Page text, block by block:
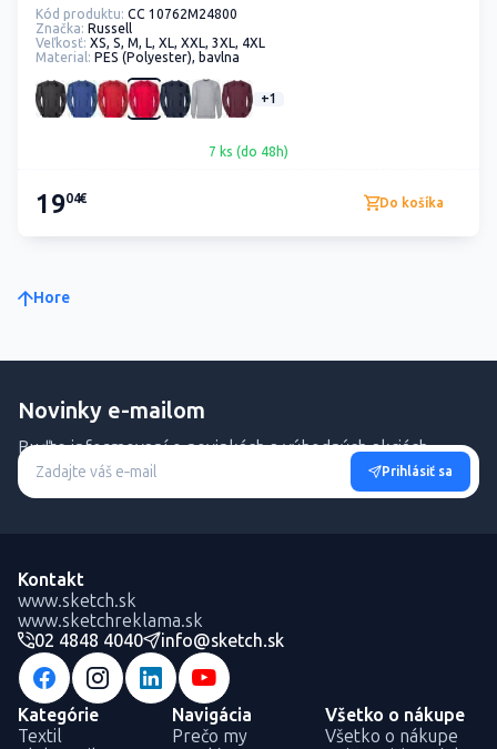
Kód produktu: CC 10762M24800
Značka: Russell
Veľkosť: XS, S, M, L, XL, XXL, 3XL, 4XL
Material: PES (Polyester), bavlna
+1
7 ks (do 48h)
1904€ Do košíka
Hore
Novinky e-mailom
Buďte informovaní o novinkách a výhodných akciách.
Prihlásiť sa
Kontakt
www.sketch.sk
www.sketchreklama.sk
02 4848 4040
info@sketch.sk
Kategórie
Textil
Navigácia
Prečo my
Všetko o nákupe
Všetko o nákupe